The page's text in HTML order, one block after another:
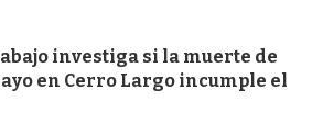
investiga si la muerte de
en Cerro Largo incumple el